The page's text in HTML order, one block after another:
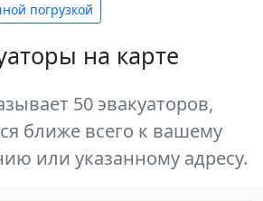
погрузкой
на карте
50 эвакуаторов,
ближе всего к вашему
или указанному адресу.